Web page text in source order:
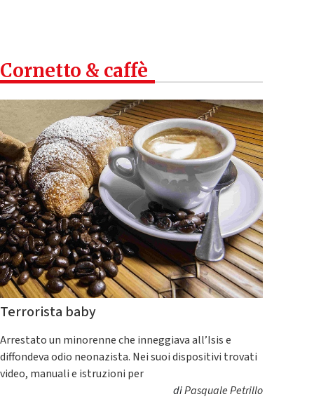
Cornetto & caffè
Terrorista baby
Arrestato un minorenne che inneggiava all’Isis e
diffondeva odio neonazista. Nei suoi dispositivi trovati
video, manuali e istruzioni per
diPasquale Petrillo